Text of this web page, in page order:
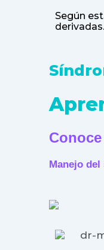
Según
derivadas.
Manejo